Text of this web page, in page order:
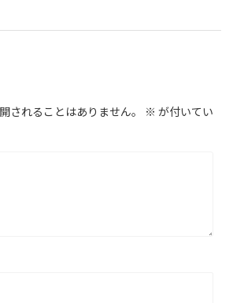
されることはありません。 ※ が付いてい